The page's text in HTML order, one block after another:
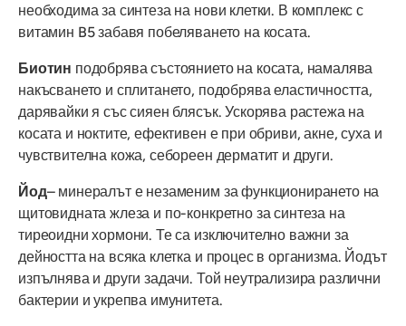
необходима за синтеза на нови клетки. В комплекс с
витамин B5 забавя побеляването на косата.
Биотин подобрява състоянието на косата, намалява
накъсването и сплитането, подобрява еластичността,
дарявайки я със сияен блясък. Ускорява растежа на
косата и ноктите, ефективен е при обриви, акне, суха и
чувствителна кожа, себореен дерматит и други.
Йод– минералът е незаменим за функционирането на
щитовидната жлеза и по-конкретно за синтеза на
тиреоидни хормони. Те са изключително важни за
дейността на всяка клетка и процес в организма. Йодът
изпълнява и други задачи. Той неутрализира различни
бактерии и укрепва имунитета.